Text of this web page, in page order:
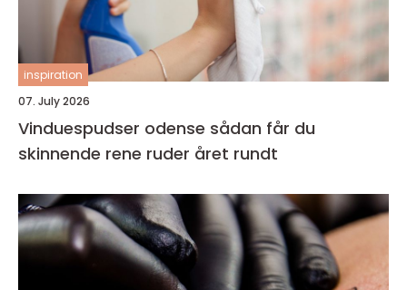
inspiration
07. July 2026
Vinduespudser odense sådan får du
skinnende rene ruder året rundt